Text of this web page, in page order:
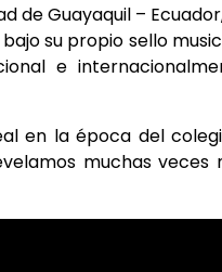
de Guayaquil –
su propio sello
e
en la época del
muchas veces